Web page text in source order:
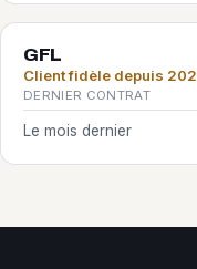
GFL
Client fidèle depuis
DERNIER CONTRAT
Le mois dernier